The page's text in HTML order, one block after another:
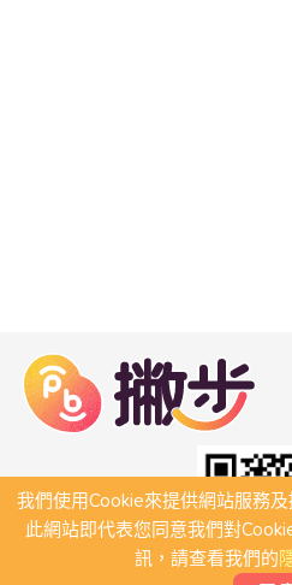
我們使用Cookie來提供網站服務
此網站即代表您同意我們對
訊，請查看我們的